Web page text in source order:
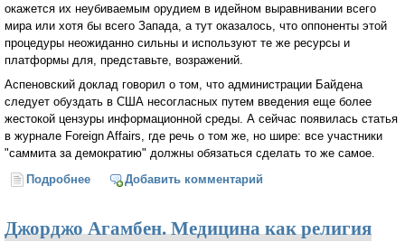
окажется их неубиваемым орудием в идейном выравнивании всего
мира или хотя бы всего Запада, а тут оказалось, что оппоненты этой
процедуры неожиданно сильны и используют те же ресурсы и
платформы для, представьте, возражений.
Аспеновский доклад говорил о том, что администрации Байдена
следует обуздать в США несогласных путем введения еще более
жестокой цензуры информационной среды. А сейчас появилась статья
в журнале Foreign Affairs, где речь о том же, но шире: все участники
"саммита за демократию" должны обязаться сделать то же самое.
Подробнее о Дмитрий Косырев: «Во имя свободы всем
Добавить комментарий
Джорджо Агамбен. Медицина как религия